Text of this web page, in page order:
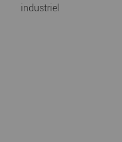
industriel